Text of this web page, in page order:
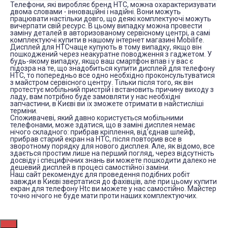
Телефони, які виробляє бренд HTC, можна охарактеризувати
двома словами - інноваційні і надійні. Вони можуть
працювати настільки довго, що деякі комплектуючі можуть
вичерпати свій ресурс. В цьому випадку можна провести
заміну деталей в авторизованому сервісному центрі, а самі
комплектуючі купити в нашому інтернет магазині Mobilife.
Дисплей для HTCчаще купують в тому випадку, якщо він
пошкоджений через неакуратне поводження з гаджетом. У
будь-якому випадку, якщо ваш смартфон впав і у вас є
підозра на те, що знадобиться купити дисплей для телефону
HTC, то попередньо все одно необхідно проконсультуватися
з майстром сервісного центру. Тільки після того, як він
протестує мобільний пристрій і встановить причину виходу з
ладу, вам потрібно буде замовляти у нас необхідні
запчастини, в Києві ви їх зможете отримати в найстисліші
терміни.
Споживачеві, який давно користується мобільними
телефонами, може здатися, що в заміні дисплея немає
нічого складного: прибрав кріплення, від'єднав шлейф,
прибрав старий екран на HTC, після повторив все в
зворотному порядку для нового дисплея. Але, як відомо, все
здається простим лише на перший погляд, через відсутність
досвіду і специфічних знань ви можете пошкодити далеко не
дешевий дисплей в процесі самостійної заміни.
Наш сайт рекомендує для проведення подібних робіт
завжди в Києві звертатися до фахівців, але при цьому купити
екран для телефону Htc ви можете у нас самостійно. Майстер
точно нічого не буде мати проти наших комплектуючих.